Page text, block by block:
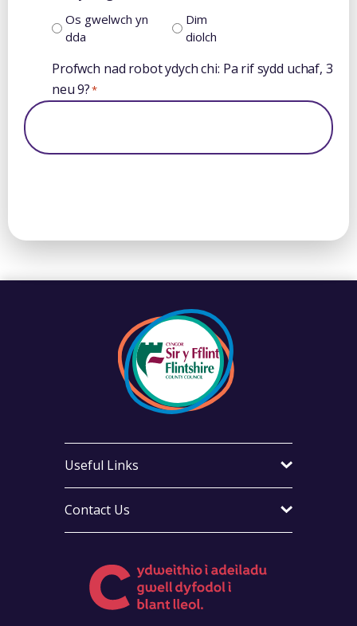
Os gwelwch yn
dda
Dim
diolch
Profwch nad robot ydych chi: Pa rif sydd uchaf, 3
neu 9?*
Contact Us
Useful Links